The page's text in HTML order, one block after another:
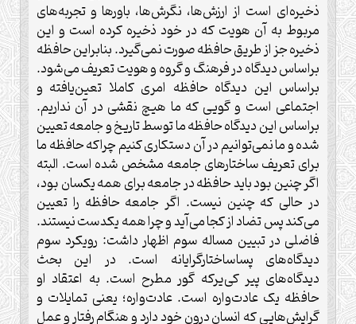
ذخیره‌ای است از ارزش‌ها، نگرش‌ها، باورها و تجربه‌های
مربوط به آن هویت که در خود ذخیره کرده است و این
ذخیره جز از طریق حافظه صورت نمی‌گیرد. بنابراین حافظه
براساس دیدگاه در فرهنگ و گروه و هویت تعریف می‌شود.
براساس این دیدگاه حافظه امری کاملا تعین‌یافته و
اجتماعی است و گویی که ما هیچ نقشی در آن نداریم.
براساس این دیدگاه حافظه ما توسط تاریخ و جامعه تعیین
شده و ما نمی‌توانیم در آن دستکاری کنیم چراکه حافظه ما
برای تعریف ساختارهای جامعه مشخص شده است. البته
اگر چنین بود باید حافظه در جامعه برای همه یکسان بود،
در حالی که چنین نیست. اگر جامعه حافظه را تعیین
می‌کند پس تضاد از کجا می‌آید و چرا همه یکدست نیستند.
فاضلی در تبیین مساله سوم اظهار داشت: رویکرد سوم
دیدگاه‌های پساساختارگرایانه است. در این بحث
دیدگاه‌های پیر کی‌یرکه گور مطرح است. به اعتقاد او
حافظه یک عادت‌واره است. عادت‌واره؛ یعنی تمایلات و
گرایش‌هایی که انسان درون خود دارد و هنگام رفتار و عمل